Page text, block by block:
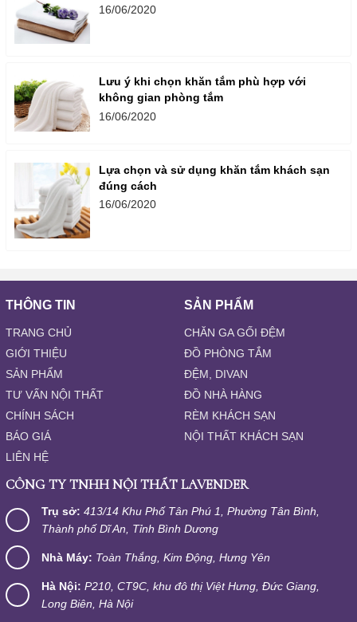
16/06/2020
Lưu ý khi chọn khăn tắm phù hợp với
không gian phòng tắm
16/06/2020
Lựa chọn và sử dụng khăn tắm khách sạn
đúng cách
16/06/2020
THÔNG TIN
TRANG CHỦ
GIỚI THIỆU
SẢN PHẨM
TƯ VẤN NỘI THẤT
CHÍNH SÁCH
BÁO GIÁ
LIÊN HỆ
SẢN PHẨM
CHĂN GA GỐI ĐỆM
ĐỒ PHÒNG TẮM
ĐỆM, DIVAN
ĐỒ NHÀ HÀNG
RÈM KHÁCH SẠN
NỘI THẤT KHÁCH SẠN
CÔNG TY TNHH NỘI THẤT LAVENDER
Trụ sở: 413/14 Khu Phố Tân Phú 1, Phường Tân Bình,
Thành phố Dĩ An, Tỉnh Bình Dương
Nhà Máy: Toàn Thắng, Kim Động, Hưng Yên
Hà Nội: P210, CT9C, khu đô thị Việt Hưng, Đức Giang,
Long Biên, Hà Nội